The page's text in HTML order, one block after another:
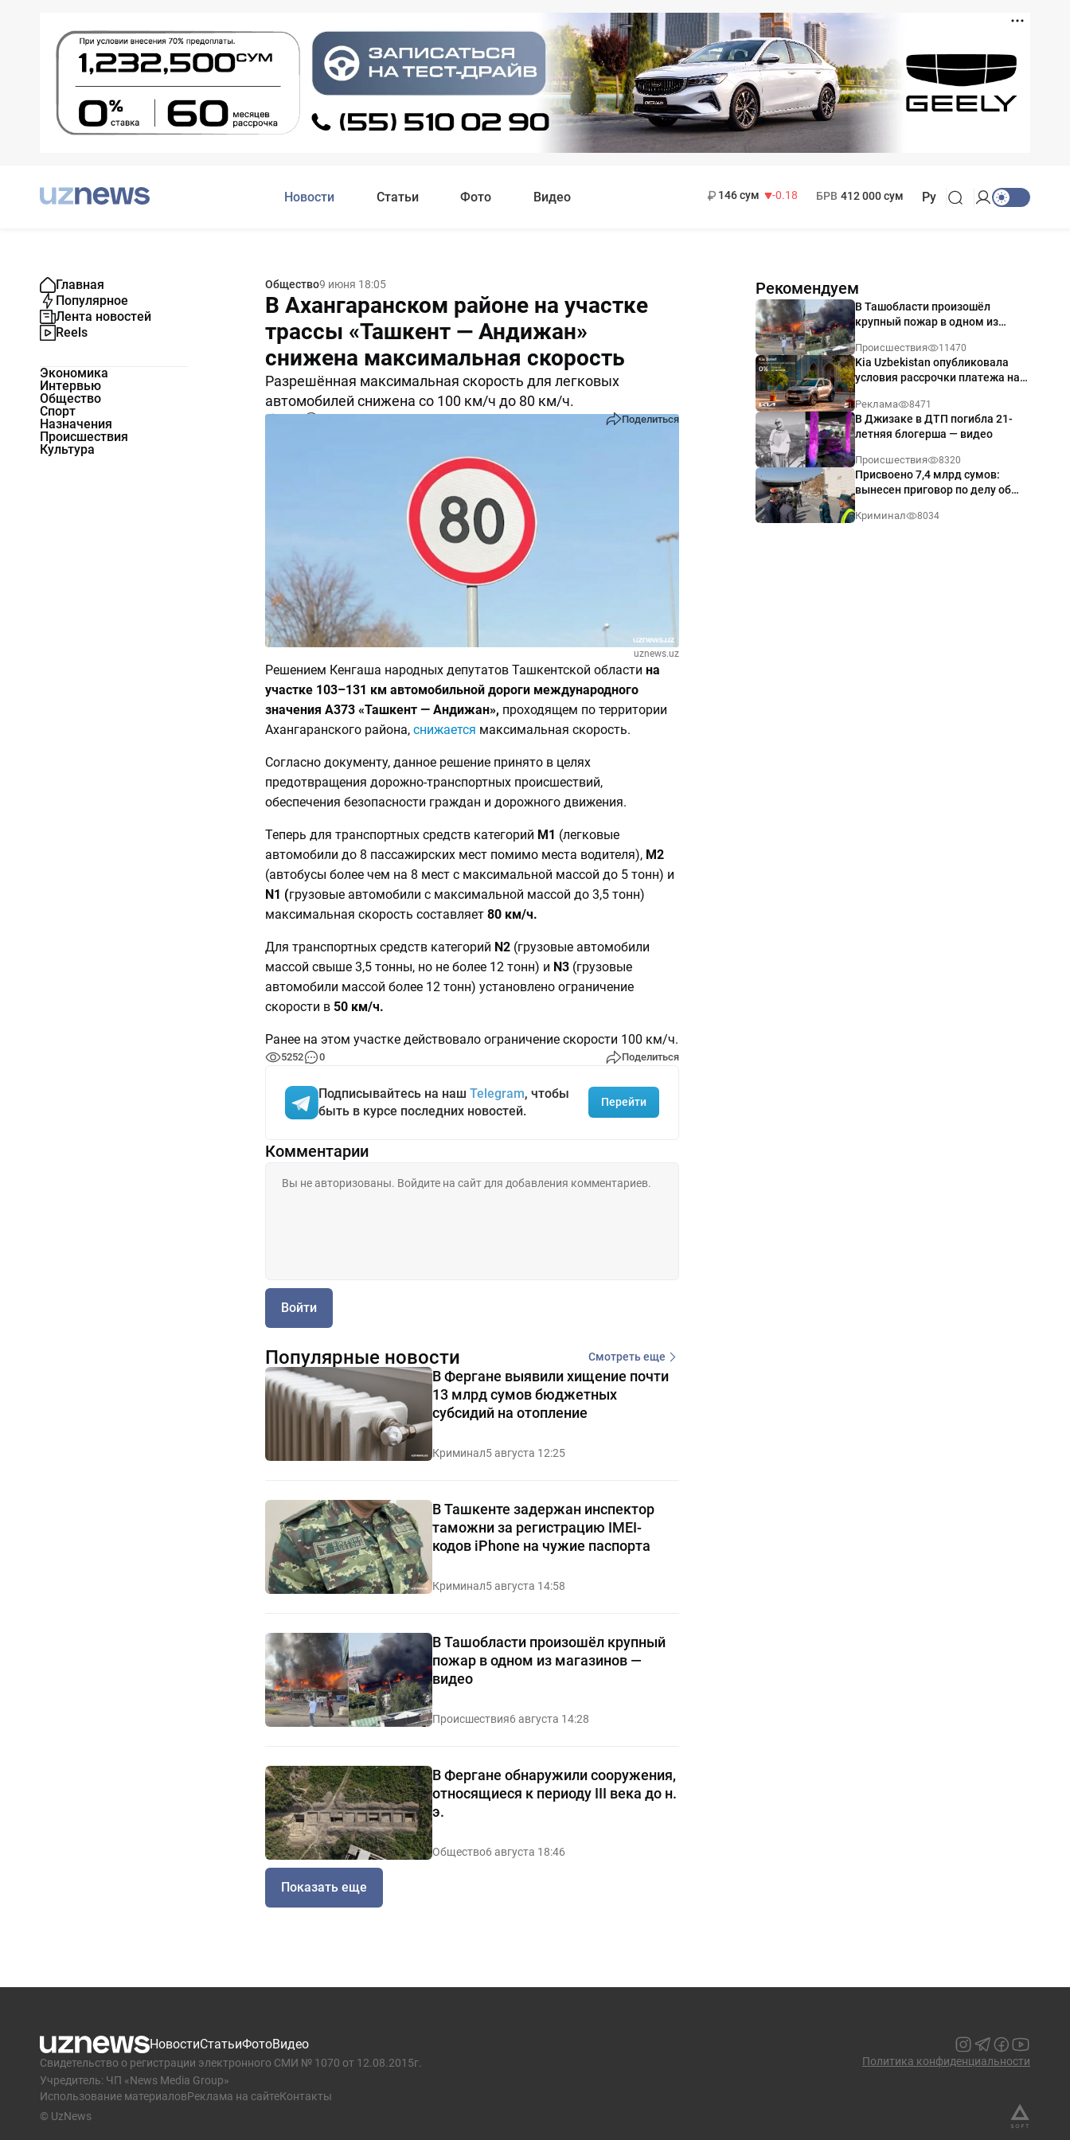
Новости Статьи Фото Видео
146 сум
-0.18
БРВ 412 000 сум Ру
Главная
Популярное
Лента новостей
Reels
Экономика
Интервью
Общество
Спорт
Назначения
Происшествия
Культура
Общество9 июня 18:05
В Ахангаранском районе на участке
трассы «Ташкент — Андижан»
снижена максимальная скорость
Разрешённая максимальная скорость для легковых
автомобилей снижена со 100 км/ч до 80 км/ч.
Поделиться
uznews.uz
Решением Кенгаша народных депутатов Ташкентской области на
участке 103–131 км автомобильной дороги международного
значения А373 «Ташкент — Андижан», проходящем по территории
Ахангаранского района, снижается максимальная скорость.
Согласно документу, данное решение принято в целях
предотвращения дорожно-транспортных происшествий,
обеспечения безопасности граждан и дорожного движения.
Теперь для транспортных средств категорий М1 (легковые
автомобили до 8 пассажирских мест помимо места водителя), М2
(автобусы более чем на 8 мест с максимальной массой до 5 тонн) и
N1 (грузовые автомобили с максимальной массой до 3,5 тонн)
максимальная скорость составляет 80 км/ч.
Для транспортных средств категорий N2 (грузовые автомобили
массой свыше 3,5 тонны, но не более 12 тонн) и N3(грузовые
автомобили массой более 12 тонн) установлено ограничение
скорости в50 км/ч.
Ранее на этом участке действовало ограничение скорости 100 км/ч.
5252 0 Поделиться
Подписывайтесь на наш Telegram, чтобы
быть в курсе последних новостей.
Перейти
Комментарии
Войти
Рекомендуем
В Ташобласти произошёл
крупный пожар в одном из
Происшествия 11470
Kia Uzbekistan опубликовала
условия рассрочки платежа на
годовых
Реклама 8471
В Джизаке в ДТП погибла 21-
летняя блогерша — видео
Происшествия 8320
Присвоено 7,4 млрд сумов:
вынесен приговор по делу об
Ташкенте
Криминал 8034
Популярные новости Смотреть еще
В Фергане выявили хищение почти
13 млрд сумов бюджетных
субсидий на отопление
Криминал5 августа 12:25
В Ташкенте задержан инспектор
таможни за регистрацию IMEI-
кодов iPhone на чужие паспорта
Криминал5 августа 14:58
В Ташобласти произошёл крупный
пожар в одном из магазинов —
видео
Происшествия6 августа 14:28
В Фергане обнаружили сооружения,
относящиеся к периоду III века до н.
э.
Общество6 августа 18:46
Показать еще
НовостиСтатьиФотоВидео
Свидетельство о регистрации электронного СМИ № 1070 от 12.08.2015г.
Учредитель: ЧП «News Media Group»
Использование материаловРеклама на сайтеКонтакты
Политика конфиденциальности
© UzNews